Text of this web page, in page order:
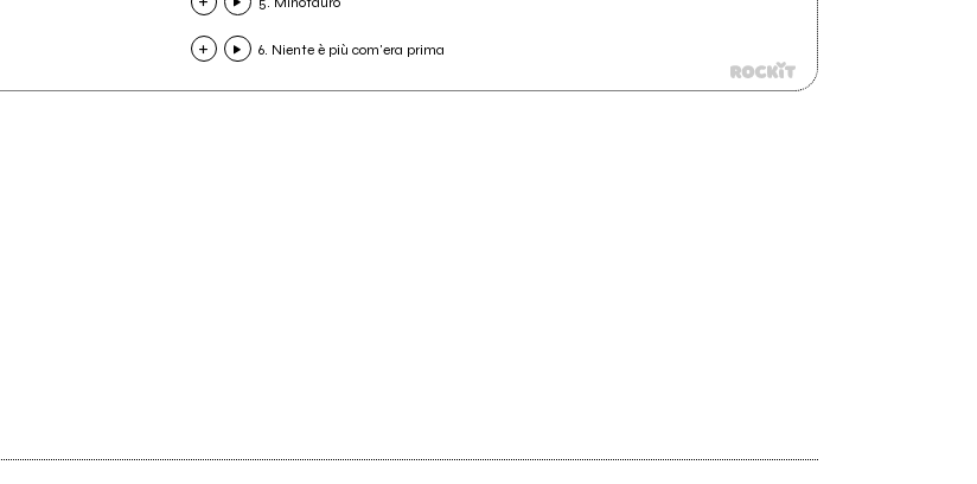
6. Niente è più com'era prima